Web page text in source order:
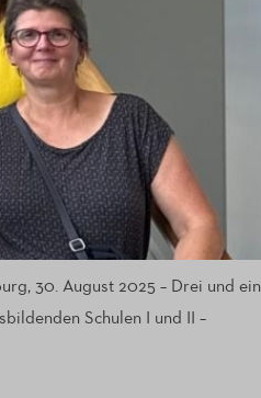
30. August 2025 – Drei und ein
Schulen I und II –